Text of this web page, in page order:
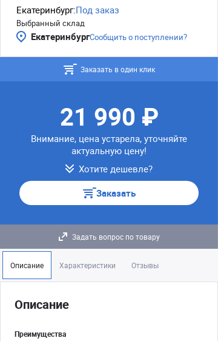
Екатеринбург:Под заказ
Выбранный склад
ЕкатеринбургСообщить о поступлении?
Заказать в один клик
21 990 ₽
Внимание, цена устарела, уточняйте
актуальную цену!
Хотите дешевле?
Заказать
Задать вопрос по товару
Описание Характеристики Отзывы
Описание
Преимущества